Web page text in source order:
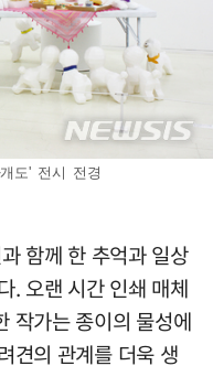
도' 전시 전경
함께 한 추억과 일상
. 오랜 시간 인쇄 매체
작가는 종이의 물성에
견의 관계를 더욱 생